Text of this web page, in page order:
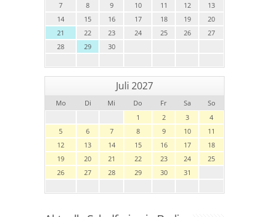
7
8 9 10 11 12
13
14
15 16 17 18 19
20
21
22 23 24 25 26
27
28
29 30
Juli 2027
Mo Di Mi Do Fr Sa
So
1
2 3
4
5
6 7 8 9 10
11
12
13 14 15 16 17
18
19
20 21 22 23 24
25
26
27 28 29 30 31